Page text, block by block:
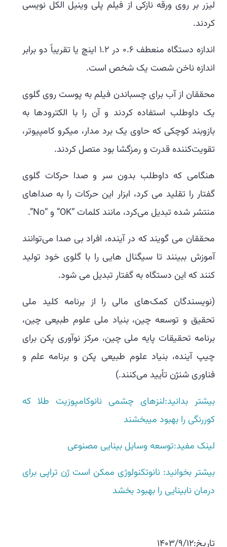
لیزر بر روی ورقه نازکی از فیلم پلی وینیل الکل نویسی
کردند.
اندازه دستگاه منعطف 0.6 در 1.2 اینچ یا تقریباً دو برابر
اندازه ناخن شصت یک شخص است.
محققان از آب برای چسباندن فیلم به پوست روی گلوی
یک داوطلب استفاده کردند و آن را با الکترودها به
بازوبند کوچکی که حاوی یک برد مدار، میکرو کامپیوتر،
تقویت‌کننده قدرت و رمزگشا بود متصل کردند.
هنگامی که داوطلب بدون سر و صدا حرکات گلوی
گفتار را تقلید می کرد، ابزار این حرکات را به صداهای
منتشر شده تبدیل می‌کرد، مانند کلمات “OK” و “No”.
محققان می گویند که در آینده، افراد بی صدا می‌توانند
آموزش ببینند تا سیگنال هایی را با گلوی خود تولید
کنند که این دستگاه به گفتار تبدیل می شود.
(نویسندگان کمک‌های مالی را از برنامه کلید ملی
تحقیق و توسعه چین، بنیاد ملی علوم طبیعی چین،
برنامه تحقیقات پایه ملی چین، مرکز نوآوری پکن برای
چیپ آینده، بنیاد علوم طبیعی پکن و برنامه علم و
فناوری شنژن تأیید می‌کنند.)
بیشتر بدانید:لنزهای چشمی نانوکامپوزیت طلا که
کوررنگی را بهبود میبخشند
لینک مفید:توسعه وسایل بینایی مصنوعی
بیشتر بخوانید: نانوتکنولوژی ممکن است ژن تراپی برای
درمان نابینایی را بهبود بخشد
تاریخ:1403/9/12